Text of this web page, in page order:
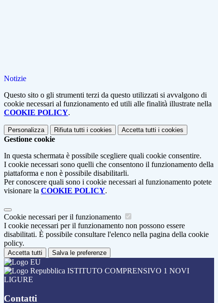
Notizie
Questo sito o gli strumenti terzi da questo utilizzati si avvalgono di
cookie necessari al funzionamento ed utili alle finalità illustrate nella
COOKIE POLICY.
Personalizza Rifiuta tutti i cookies Accetta tutti i cookies
Gestione cookie
In questa schermata è possibile scegliere quali cookie consentire.
I cookie necessari sono quelli che consentono il funzionamento della
piattaforma e non è possibile disabilitarli.
Per conoscere quali sono i cookie necessari al funzionamento potete
visionare la COOKIE POLICY.
Cookie necessari per il funzionamento
I cookie necessari per il funzionamento non possono essere
disabilitati. È possibile consultare l'elenco nella pagina della cookie
policy.
Accetta tutti Salva le preferenze
ISTITUTO COMPRENSIVO 1 NOVI
LIGURE
Contatti